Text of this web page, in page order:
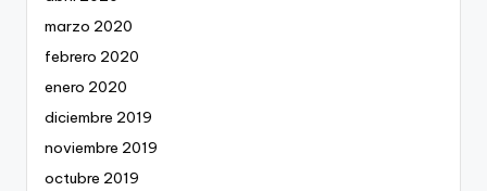
marzo 2020
febrero 2020
enero 2020
diciembre 2019
noviembre 2019
octubre 2019